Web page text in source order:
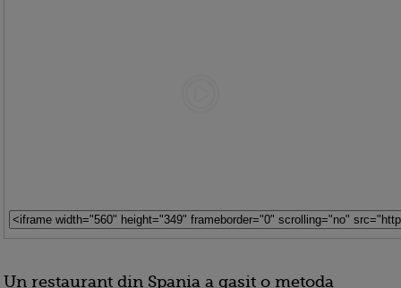
Un restaurant din Spania a gasit o metoda